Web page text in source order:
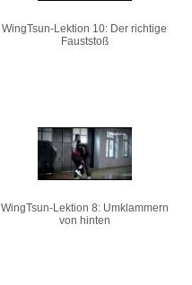
WingTsun-Lektion 10: Der richtige
Fauststoß
WingTsun-Lektion 8: Umklammern
von hinten